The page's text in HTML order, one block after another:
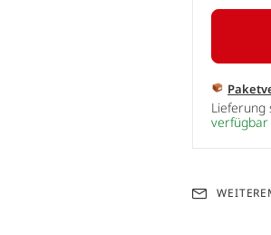
Lieferung
verfügbar